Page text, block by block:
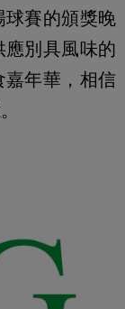
賽的頒獎晚
別具風味的
年華，相信